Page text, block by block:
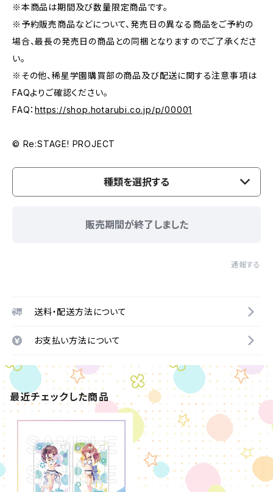
※本商品は期間及び数量限定商品です。
※予約販売商品などについて、発売日の異なる商品をご予約の
場合、最長の発売日の商品との同梱となりますのでご了承くださ
い。
※その他、稀星学園購買部の商品及び配送に関する注意事項は
FAQよりご確認ください。
FAQ：https://shop.hotarubi.co.jp/p/00001
© Re:STAGE! PROJECT
種類を選択する
販売期間が終了しました
通報する
送料・配送方法について
お支払い方法について
最近チェックした商品